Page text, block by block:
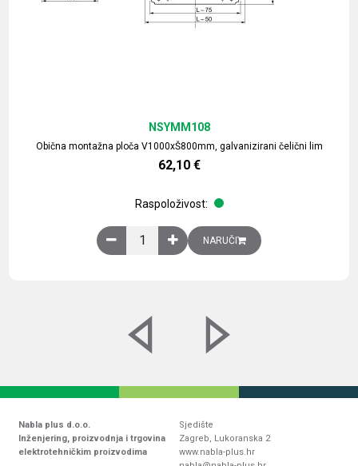
Obična montažna ploča V1000xŠ800mm, galvanizirani čelični lim
NSYMM108
62,10 €
Raspoloživost:
Obična montažna ploča V1000xŠ800mm,
NARUČI
Nabla plus d.o.o.
Inženjering, proizvodnja i trgovina
elektrotehničkim proizvodima
Sjedište
Zagreb, Lukoranska 2
www.nabla-plus.hr